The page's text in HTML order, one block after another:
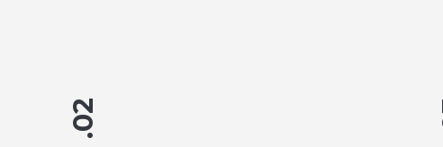
.02